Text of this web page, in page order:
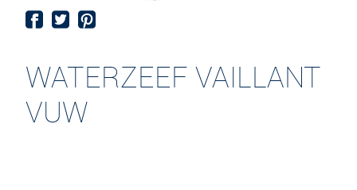
WATERZEEF VAILLANT
VUW